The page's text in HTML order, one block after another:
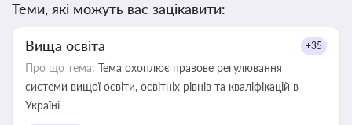
Теми, які можуть вас зацікавити:
Вища освіта +35
Про що тема: Тема охоплює правове регулювання
системи вищої освіти, освітніх рівнів та кваліфікацій в
Україні